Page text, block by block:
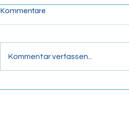
15 Jahre Astrid Lindgren:
Einladung zum Jubiläumslagers
des Stammes ist da! Pfadfinder
Kommentare
Kommentar verfassen...